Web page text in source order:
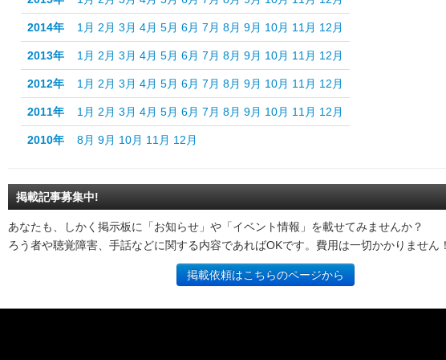
2014年 1月 2月 3月 4月 5月 6月 7月 8月 9月 10月 11月 12月
2013年 1月 2月 3月 4月 5月 6月 7月 8月 9月 10月 11月 12月
2012年 1月 2月 3月 4月 5月 6月 7月 8月 9月 10月 11月 12月
2011年 1月 2月 3月 4月 5月 6月 7月 8月 9月 10月 11月 12月
2010年 8月 9月 10月 11月 12月
掲載記事募集中!
あなたも、しかく掲示板に「お知らせ」や「イベント情報」を載せてみませんか？
ろう者や聴覚障害、手話などに関する内容であればOKです。費用は一切かかりません
掲載依頼はこちらのページから